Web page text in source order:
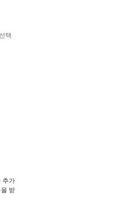
구축할 수 있습니다.
를 사용하여 요청을 수집하고 처
택
추가
받